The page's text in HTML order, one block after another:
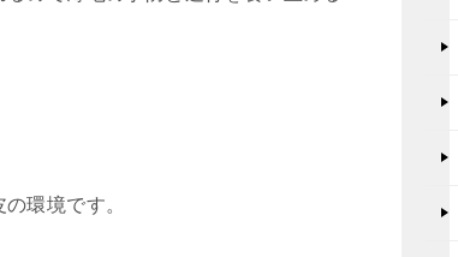
環境です。